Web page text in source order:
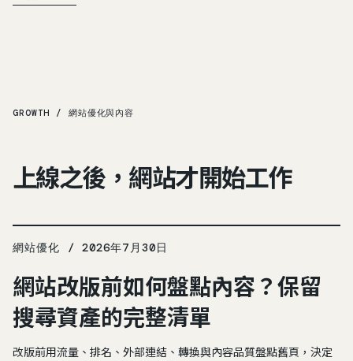
GROWTH / 網站優化與內容
上線之後，網站才開始工作
網站優化 / 2026年7月30日
網站改版前如何盤點內容？保留
搜尋資產的完整清單
改版前用流量、排名、外部連結、轉換與內容品質盤點舊頁，決定